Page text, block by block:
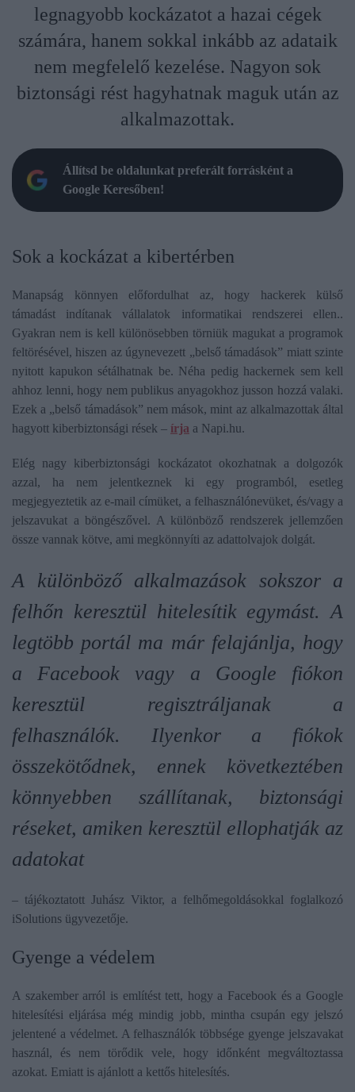
legnagyobb kockázatot a hazai cégek
számára, hanem sokkal inkább az adataik
nem megfelelő kezelése. Nagyon sok
biztonsági rést hagyhatnak maguk után az
alkalmazottak.
Állítsd be oldalunkat preferált forrásként a
Google Keresőben!
Sok a kockázat a kibertérben
Manapság könnyen előfordulhat az, hogy hackerek külső
támadást indítanak vállalatok informatikai rendszerei ellen..
Gyakran nem is kell különösebben törniük magukat a programok
feltörésével, hiszen az úgynevezett „belső támadások” miatt szinte
nyitott kapukon sétálhatnak be. Néha pedig hackernek sem kell
ahhoz lenni, hogy nem publikus anyagokhoz jusson hozzá valaki.
Ezek a „belső támadások” nem mások, mint az alkalmazottak által
hagyott kiberbiztonsági rések – írja a Napi.hu.
Elég nagy kiberbiztonsági kockázatot okozhatnak a dolgozók
azzal, ha nem jelentkeznek ki egy programból, esetleg
megjegyeztetik az e-mail címüket, a felhasználónevüket, és/vagy a
jelszavukat a böngészővel. A különböző rendszerek jellemzően
össze vannak kötve, ami megkönnyíti az adattolvajok dolgát.
A különböző alkalmazások sokszor a
felhőn keresztül hitelesítik egymást. A
legtöbb portál ma már felajánlja, hogy
a Facebook vagy a Google fiókon
keresztül regisztráljanak a
felhasználók. Ilyenkor a fiókok
összekötődnek, ennek következtében
könnyebben szállítanak, biztonsági
réseket, amiken keresztül ellophatják az
adatokat
– tájékoztatott Juhász Viktor, a felhőmegoldásokkal foglalkozó
iSolutions ügyvezetője.
Gyenge a védelem
A szakember arról is említést tett, hogy a Facebook és a Google
hitelesítési eljárása még mindig jobb, mintha csupán egy jelszó
jelentené a védelmet. A felhasználók többsége gyenge jelszavakat
használ, és nem törődik vele, hogy időnként megváltoztassa
azokat. Emiatt is ajánlott a kettős hitelesítés.